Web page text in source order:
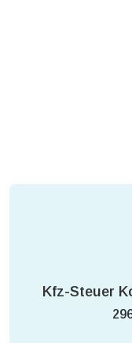
Kfz-Steuer